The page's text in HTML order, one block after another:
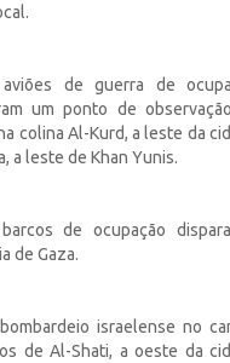
de guerra de
um ponto de
colina Al-Kurd, a leste da
a leste de Khan Yunis.
de ocupação
de Gaza.
israelense no
de Al-Shati, a oeste da